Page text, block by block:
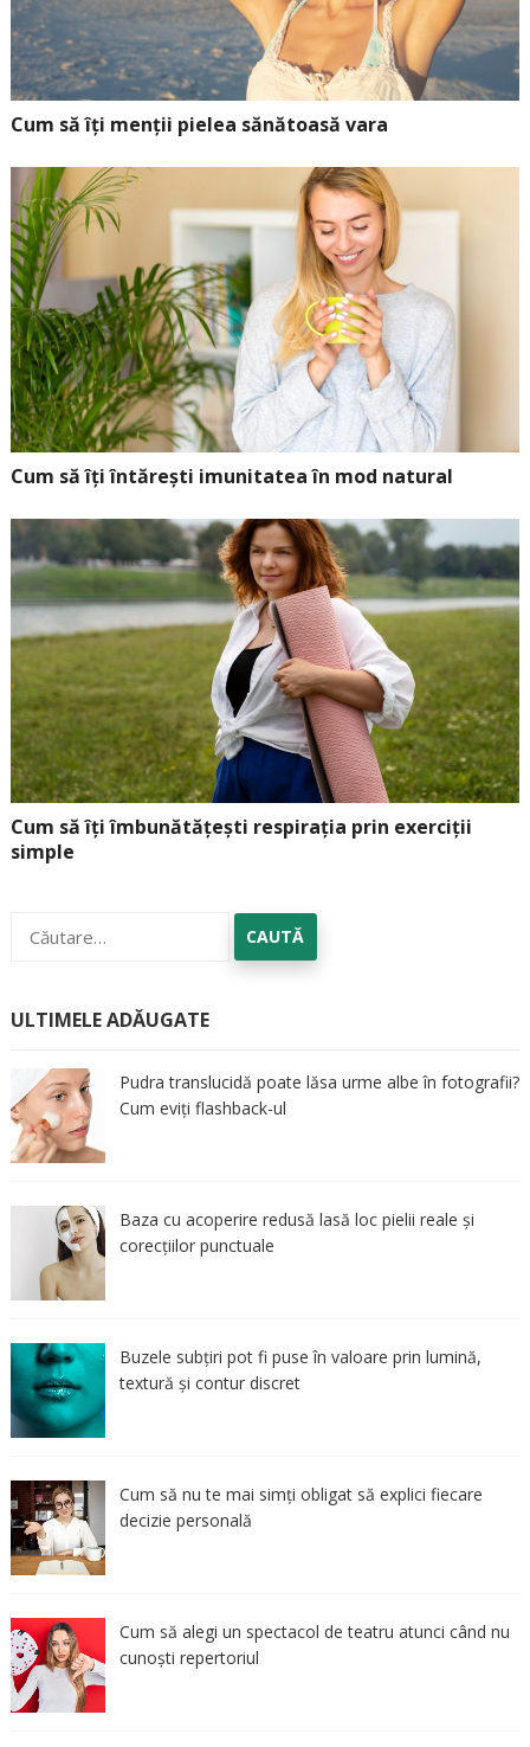
Cum să îți menții pielea sănătoasă vara
Cum să îți întărești imunitatea în mod natural
Cum să îți îmbunătățești respirația prin exerciții
simple
după:
ULTIMELE ADĂUGATE
Pudra translucidă poate lăsa urme albe în fotografii?
Cum eviți flashback-ul
Baza cu acoperire redusă lasă loc pielii reale și
corecțiilor punctuale
Buzele subțiri pot fi puse în valoare prin lumină,
textură și contur discret
Cum să nu te mai simți obligat să explici fiecare
decizie personală
Cum să alegi un spectacol de teatru atunci când nu
cunoști repertoriul